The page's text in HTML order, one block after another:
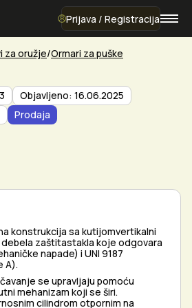
Prijava / Registracija
za oružje Ormari za puške
Objavljeno: 16.06.2025
Prodaja
konstrukcija sa kutijomvertikalni
debela zaštitastakla koje odgovara
napade) i UNI 9187
A).
se upravljaju pomoću
mehanizam koji se širi.
cilindrom otpornim na